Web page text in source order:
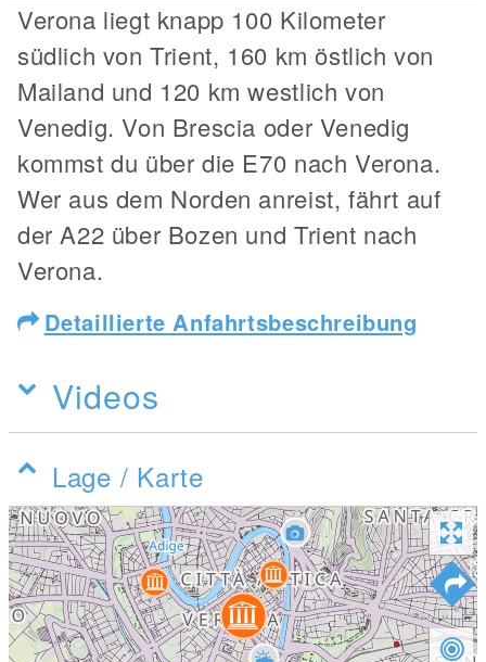
Verona liegt knapp 100 Kilometer
südlich von Trient, 160 km östlich von
Mailand und 120 km westlich von
Venedig. Von Brescia oder Venedig
kommst du über die E70 nach Verona.
Wer aus dem Norden anreist, fährt auf
der A22 über Bozen und Trient nach
Verona.
Detaillierte Anfahrtsbeschreibung
Videos
Lage / Karte